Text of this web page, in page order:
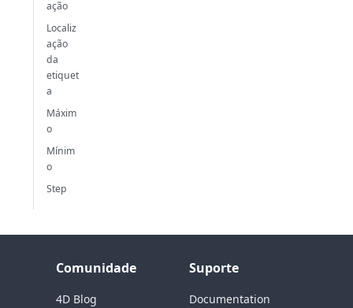
ação
Localiz
ação
da
etiquet
a
Máxim
o
Mínim
o
Step
Comunidade
4D Blog
Suporte
Documentation